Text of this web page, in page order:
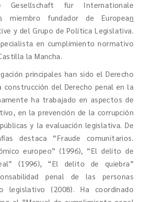
Gesellschaft für Internationale
miembro fundador de European
y del Grupo de Política Legislativa.
en cumplimiento normativo
la Mancha.
principales han sido el Derecho
construcción del Derecho penal en la
ha trabajado en aspectos de
en la prevención de la corrupción
y la evaluación legislativa. De
destaca “Fraude comunitarios.
europeo” (1996), “El delito de
(1996), “El delito de quiebra”
penal de las personas
legislativo (2008). Ha coordinado